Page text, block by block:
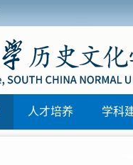
历史文化学
区)联动教研
人才培养 学科